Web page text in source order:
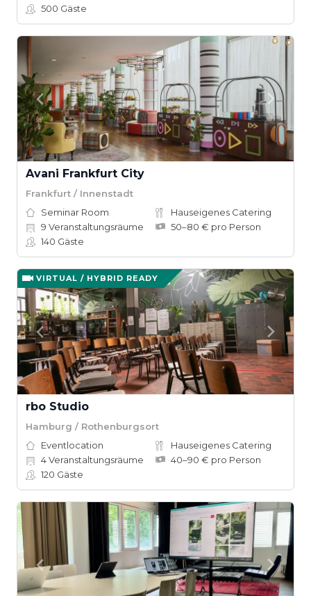
500 Gäste
Avani Frankfurt City
Frankfurt / Innenstadt
Seminar Room
Hauseigenes Catering
9 Veranstaltungsräume
50–80 € pro Person
140 Gäste
VIRTUAL / HYBRID READY
rbo Studio
Hamburg / Rothenburgsort
Eventlocation
Hauseigenes Catering
4Veranstaltungsräume
40–90 € pro Person
120 Gäste